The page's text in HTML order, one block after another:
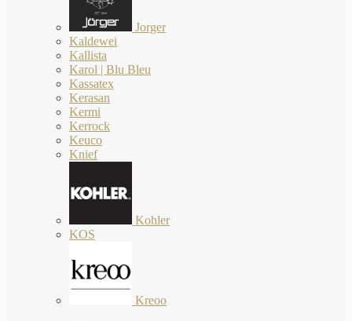
Jorger
Kaldewei
Kallista
Karol | Blu Bleu
Kassatex
Kerasan
Kermi
Kerrock
Keuco
Knief
Kohler
KOS
Kreoo